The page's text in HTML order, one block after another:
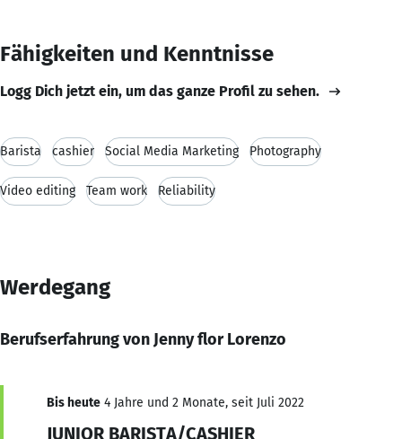
Fähigkeiten und Kenntnisse
Logg Dich jetzt ein, um das ganze Profil zu sehen.
Barista cashier Social Media Marketing Photography
Video editing Team work Reliability
Werdegang
Berufserfahrung von Jenny flor Lorenzo
Bis heute 4 Jahre und 2 Monate, seit Juli 2022
JUNIOR BARISTA/CASHIER